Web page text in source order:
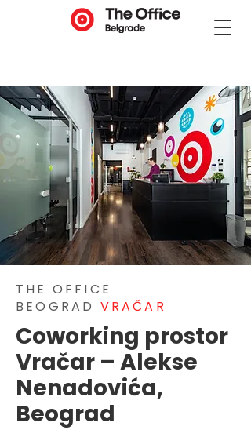
THE OFFICE
BEOGRAD VRAČAR
Coworking prostor
Vračar – Alekse
Nenadovića,
Beograd